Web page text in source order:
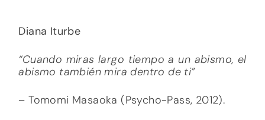
Diana Iturbe
“Cuando miras largo tiempo a un abismo, el
abismo también mira dentro de ti”
– Tomomi Masaoka (Psycho-Pass, 2012).